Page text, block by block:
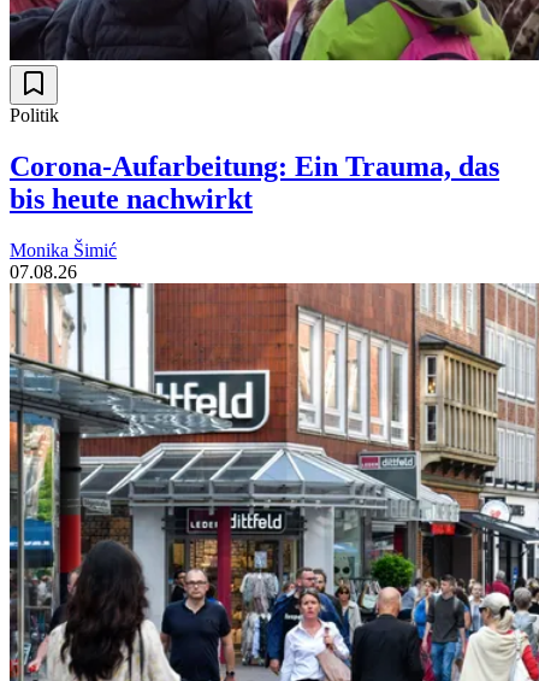
Politik
Corona-Aufarbeitung: Ein Trauma, das
bis heute nachwirkt
Monika Šimić
07.08.26